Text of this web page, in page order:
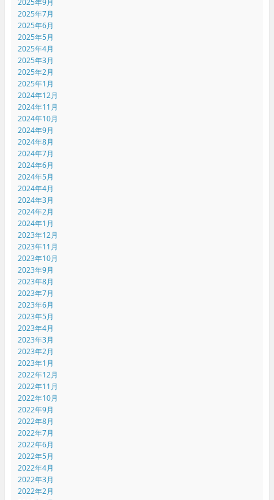
2025年9月
2025年7月
2025年6月
2025年5月
2025年4月
2025年3月
2025年2月
2025年1月
2024年12月
2024年11月
2024年10月
2024年9月
2024年8月
2024年7月
2024年6月
2024年5月
2024年4月
2024年3月
2024年2月
2024年1月
2023年12月
2023年11月
2023年10月
2023年9月
2023年8月
2023年7月
2023年6月
2023年5月
2023年4月
2023年3月
2023年2月
2023年1月
2022年12月
2022年11月
2022年10月
2022年9月
2022年8月
2022年7月
2022年6月
2022年5月
2022年4月
2022年3月
2022年2月